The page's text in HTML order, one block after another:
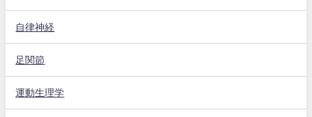
自律神経
足関節
運動生理学